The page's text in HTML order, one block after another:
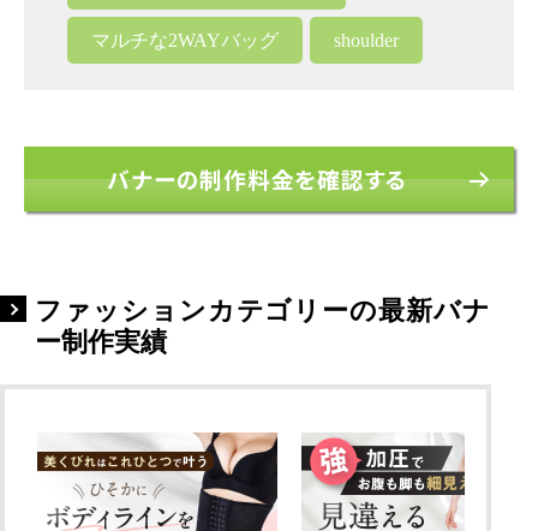
マルチな2WAYバッグ shoulder
バナーの制作料金を確認する
ファッションカテゴリーの最新バナ
ー制作実績